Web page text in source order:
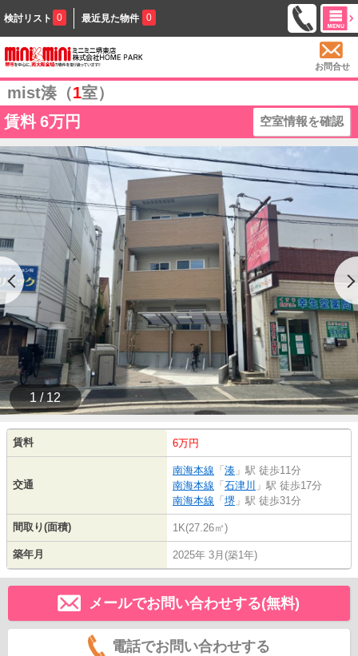
検討リスト 0 最近見た物件 0
お問合せ
mist湊（1室）
賃料 6万円 空室情報を確認
1 / 12
賃料 6万円
交通
南海本線 「 湊 」駅 徒歩11分
南海本線 「 石津川 」駅 徒歩17分
南海本線 「 堺 」駅 徒歩31分
間取り(面積) 1K(27.26㎡)
築年月 2025年 3月(築1年)
メールでお問い合わせする(無料)
電話でお問い合わせする